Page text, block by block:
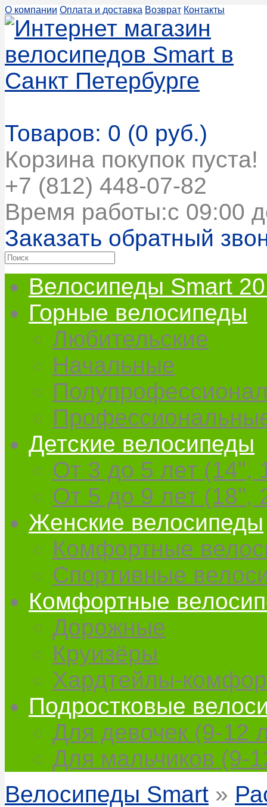
О компании Оплата и доставка Возврат Контакты
Товаров: 0 (0 руб.)
Корзина покупок пуста!
+7 (812) 448-07-82
Время работы:с 09:00
Заказать обратный
Велосипеды Smart
Горные велосипеды
Любительские
Начальные
Детские велосипеды
От 3 до 5 лет (14",
От 5 до 9 лет (18",
Женские велосипеды
Комфортные
Спортивные
Комфортные
Дорожные
Круизёры
Хардтейлы-
Подростковые
Для девочек (9-12
Для мальчиков (9-
Велосипеды Smart »